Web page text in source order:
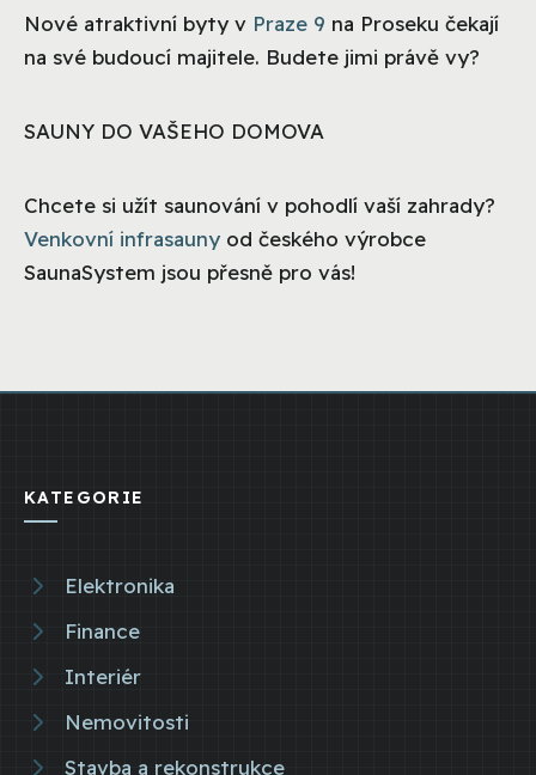
Nové atraktivní byty v Praze 9 na Proseku čekají
na své budoucí majitele. Budete jimi právě vy?
SAUNY DO VAŠEHO DOMOVA
Chcete si užít saunování v pohodlí vaší zahrady?
Venkovní infrasauny od českého výrobce
SaunaSystem jsou přesně pro vás!
KATEGORIE
Elektronika
Finance
Interiér
Nemovitosti
Stavba a rekonstrukce